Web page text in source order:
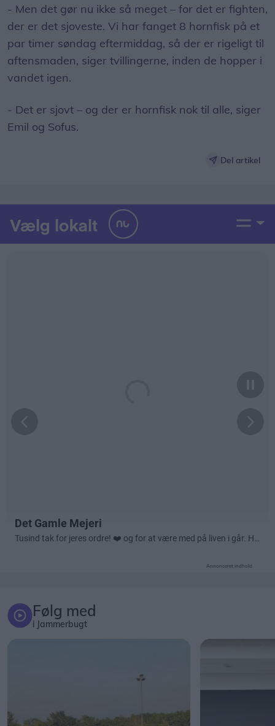
- Men det gør nu ikke så meget – for det er fighten,
der er det sjoveste. Vi har fanget 8 hornfisk på et
par timer søndag eftermiddag, så der er rigeligt til
aftensmaden, siger tvillingerne, inden de hopper i
vandet igen.
- Det er sjovt – og der er hornfisk nok til alle, siger
Emil og Sofus.
Del artikel
Annonceret indhold
Følg med
i Jammerbugt